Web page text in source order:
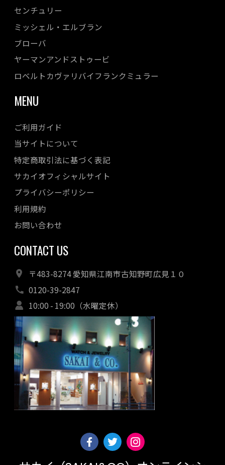
センチュリー
ミッシェル・エルブラン
ブローバ
ヤーマンアンドストゥービ
ロベルトカヴァリバイフランクミュラー
MENU
ご利用ガイド
当サイトについて
特定商取引法に基づく表記
サカイオフィシャルサイト
プライバシーポリシー
利用規約
お問い合わせ
CONTACT US
〒483-8274 愛知県江南市古知野町広見１０
0120-39-2847
10:00 - 19:00（水曜定休）